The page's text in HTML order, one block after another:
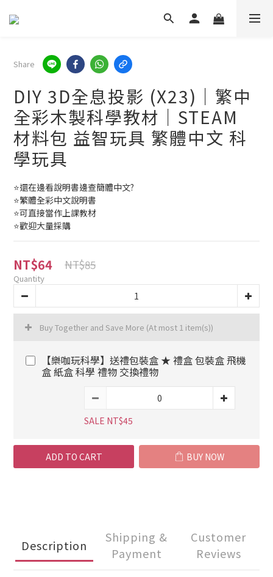
Share
DIY 3D全息投影 (X23)｜繁中
全彩木製科學教材｜STEAM
材料包 益智玩具 繁體中文 科
學玩具
⭐還在邊看說明書邊查簡體中文?
⭐繁體全彩中文說明書
⭐可直接當作上課教材
⭐歡迎大量採購
NT$64 NT$85
Quantity
Buy Together and Save More (At most 1 item(s))
【樂咖玩科學】送禮包裝盒 ★ 禮盒 包裝盒 飛機
盒 紙盒 科學 禮物 交換禮物
SALE NT$45
ADD TO CART BUY NOW
Description
Shipping &
Payment
Customer
Reviews